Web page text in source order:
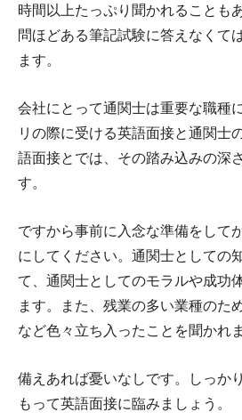
時間以上たっぷり聞かれることも
問ほどある筆記試験に答えなくて
ます。
会社にとって通関士は重要な職種
リの際に受ける英語面接と通関士
語面接とでは、その踏み込みの深
す。
ですから事前に入念な準備をして
にしてください。通関士としての
て、通関士としてのモラルや成功
ます。また、残業の多い業種のた
など色々立ち入ったことを聞かれま
備えあれば憂いなしです。しっか
もって英語面接に臨みましょう。